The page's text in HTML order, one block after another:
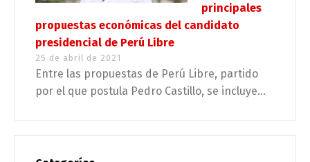
principales
propuestas económicas del candidato
presidencial de Perú Libre
25 de abril de 2021
Entre las propuestas de Perú Libre, partido
por el que postula Pedro Castillo, se incluye...